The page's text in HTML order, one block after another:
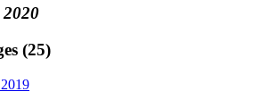
2020
(25)